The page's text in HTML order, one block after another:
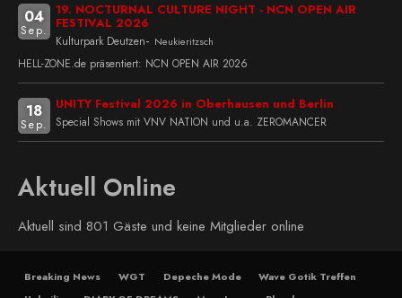
04
Sep.
19. NOCTURNAL CULTURE NIGHT - NCN OPEN AIR
FESTIVAL 2026
Kulturpark Deutzen- Neukieritzsch
HELL-ZONE.de präsentiert: NCN OPEN AIR 2026
18
Sep.
UNITY Festival 2026 in Oberhausen und Berlin
Special Shows mit VNV NATION und u.a. ZEROMANCER
Aktuell Online
Aktuell sind 801 Gäste und keine Mitglieder online
Breaking News WGT Depeche Mode
Wave Gotik Treffen